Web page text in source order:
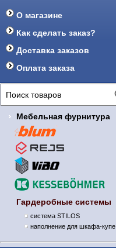
О магазине
Как сделать заказ?
Доставка заказов
Оплата заказа
Мебельная фурнитура
Гардеробные системы
система STILOS
наполнение для шкафа-купе